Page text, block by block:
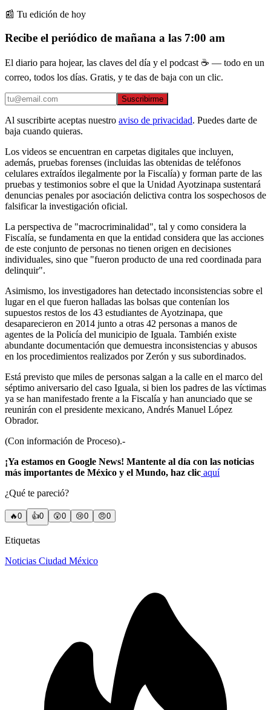
📰 Tu edición de hoy
Recibe el periódico de mañana a las 7:00 am
El diario para hojear, las claves del día y el podcast ☕ — todo en un
correo, todos los días. Gratis, y te das de baja con un clic.
Suscribirme
Al suscribirte aceptas nuestro aviso de privacidad. Puedes darte de
baja cuando quieras.
Los videos se encuentran en carpetas digitales que incluyen,
además, pruebas forenses (incluidas las obtenidas de teléfonos
celulares extraídos ilegalmente por la Fiscalía) y forman parte de las
pruebas y testimonios sobre el que la Unidad Ayotzinapa sustentará
denuncias penales por asociación delictiva contra los sospechosos de
falsificar la investigación oficial.
La perspectiva de "macrocriminalidad", tal y como considera la
Fiscalía, se fundamenta en que la entidad considera que las acciones
de este conjunto de personas no tienen origen en decisiones
individuales, sino que "fueron producto de una red coordinada para
delinquir".
Asimismo, los investigadores han detectado inconsistencias sobre el
lugar en el que fueron halladas las bolsas que contenían los
supuestos restos de los 43 estudiantes de Ayotzinapa, que
desaparecieron en 2014 junto a otras 42 personas a manos de
agentes de la Policía del municipio de Iguala. También existe
abundante documentación que demuestra inconsistencias y abusos
en los procedimientos realizados por Zerón y sus subordinados.
Está previsto que miles de personas salgan a la calle en el marco del
séptimo aniversario del caso Iguala, si bien los padres de las víctimas
ya se han manifestado frente a la Fiscalía y han anunciado que se
reunirán con el presidente mexicano, Andrés Manuel López
Obrador.
(Con información de Proceso).-
¡Ya estamos en Google News! Mantente al día con las noticias
más importantes de México y el Mundo, haz clic aquí
¿Qué te pareció?
🔥0 👍0 😲0 😢0 😠0
Etiquetas
Noticias Ciudad México